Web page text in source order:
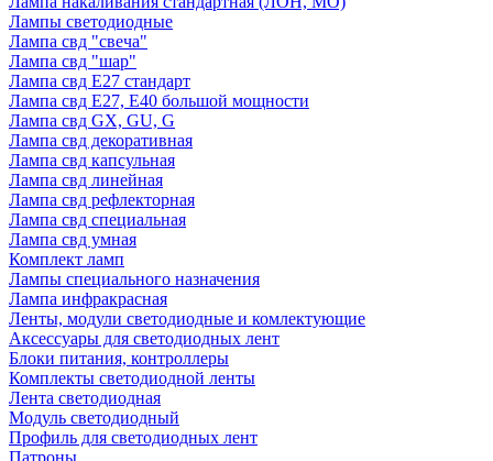
Лампы светодиодные
Лампа свд "свеча"
Лампа свд "шар"
Лампа свд E27 стандарт
Лампа свд E27, Е40 большой мощности
Лампа свд GX, GU, G
Лампа свд декоративная
Лампа свд капсульная
Лампа свд линейная
Лампа свд рефлекторная
Лампа свд специальная
Лампа свд умная
Комплект ламп
Лампы специального назначения
Лампа инфракрасная
Ленты, модули светодиодные и комлектующие
Аксессуары для светодиодных лент
Блоки питания, контроллеры
Комплекты светодиодной ленты
Лента светодиодная
Модуль светодиодный
Профиль для светодиодных лент
Патроны